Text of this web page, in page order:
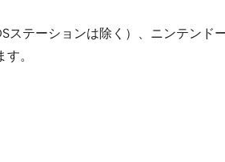
テーションは除く）、ニンテンド
。